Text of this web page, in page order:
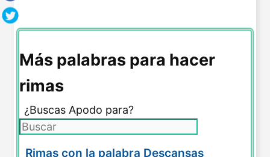
Más palabras para hacer
rimas
¿Buscas Apodo para?
Rimas con la palabra Descansas